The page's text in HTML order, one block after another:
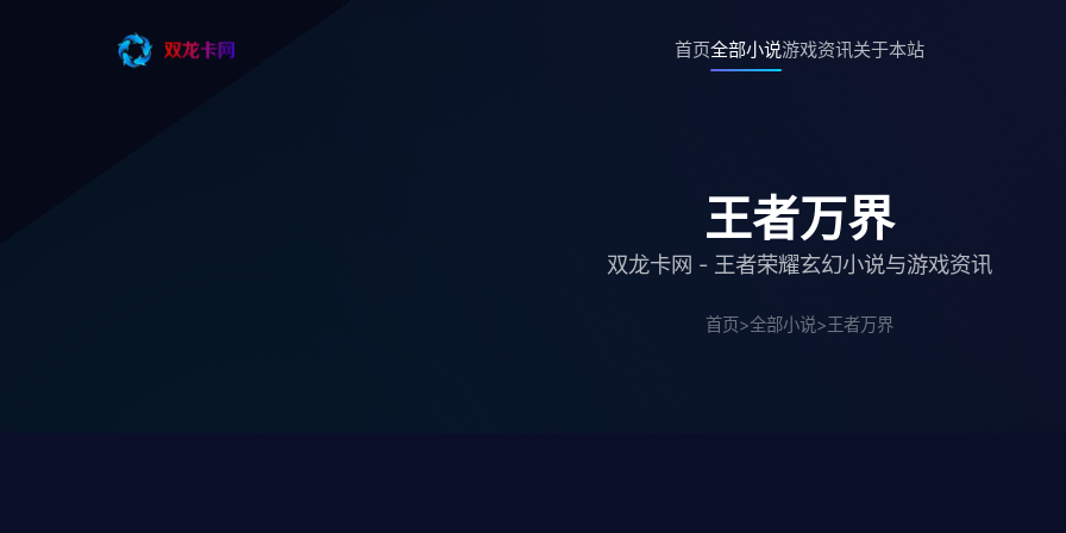
首页全部小说游戏资讯关于本站
王者万界
双龙卡网 - 王者荣耀玄幻小说与游戏资讯
首页>全部小说>王者万界